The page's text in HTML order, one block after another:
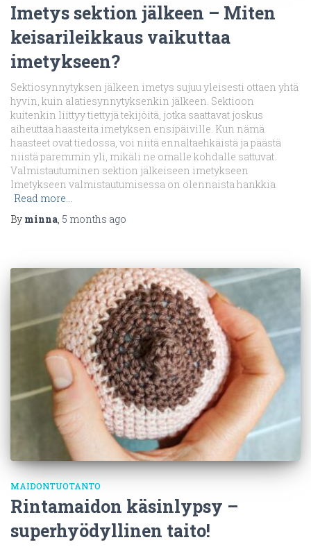
Imetys sektion jälkeen – Miten
keisarileikkaus vaikuttaa
imetykseen?
Sektiosynnytyksen jälkeen imetys sujuu yleisesti ottaen yhtä
hyvin, kuin alatiesynnytyksenkin jälkeen. Sektioon
kuitenkin liittyy tiettyjä tekijöitä, jotka saattavat joskus
aiheuttaa haasteita imetyksen ensipäiville. Kun nämä
haasteet ovat tiedossa, voi niitä ennaltaehkäistä ja päästä
niistä paremmin yli, mikäli ne omalle kohdalle sattuvat.
Valmistautuminen sektion jälkeiseen imetykseen
Imetykseen valmistautumisessa on olennaista hankkia
Read more…
By minna 5 months ago
MAIDONTUOTANTO
Rintamaidon käsinlypsy –
superhyödyllinen taito!